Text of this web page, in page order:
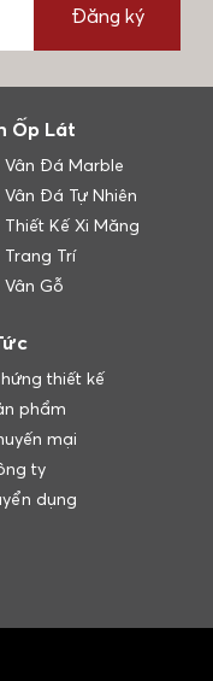
Đăng ký
Ốp Lát
Vân Đá Marble
Vân Đá Tự Nhiên
Thiết Kế Xi Măng
Trang Trí
Vân Gỗ
thiết kế
phẩm
mại
ty
dụng